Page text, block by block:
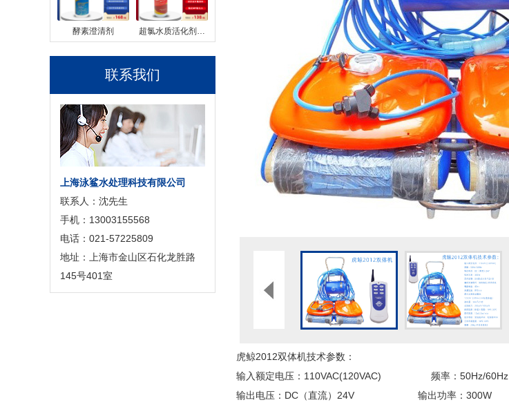
酵素澄清剂 超氯水质活化剂…
联系我们
上海泳鲨水处理科技有限公司
联系人：沈先生
手机：13003155568
电话：021-57225809
地址：上海市金山区石化龙胜路
145号401室
虎鲸2012双体机技术参数：
输入额定电压：110VAC(120VAC) 频率：50Hz/60Hz
输出电压：DC（直流）24V 输出功率：300W